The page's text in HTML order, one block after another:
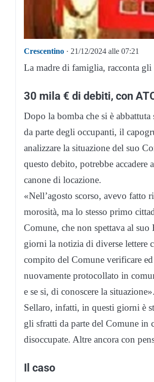
Crescentino · 21/12/2024 alle 07:21
La madre di famiglia, racconta
30 mila € di debiti, con
Dopo la bomba che si è
da parte degli occupanti, il
analizzare la situazione del suo
questo debito, potrebbe accadere
canone di locazione.
«Nell’agosto scorso, avevo fatto
morosità, ma lo stesso primo
Comune, che non spettava al
giorni la notizia di diverse lettere
compito del Comune verificare
nuovamente protocollato in
e se si, di conoscere la situazione».
Sellaro, infatti, in questi giorni è
gli sfratti da parte del Comune in
disoccupate. Altre ancora con
Il caso